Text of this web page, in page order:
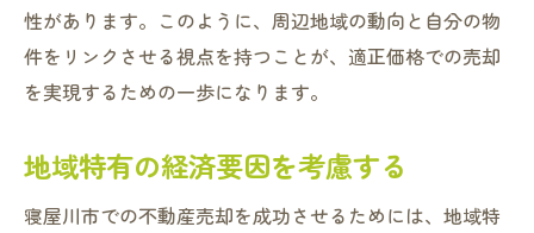
地域のコミュニティ活動
不動産市場の安定性
将来の資産価値の見込み
市場情報
不動産売却の基本知識
性があります。このように、周辺地域の動向と自分の物
件をリンクさせる視点を持つことが、適正価格での売却
を実現するための一歩になります。
地域特有の経済要因を考慮する
寝屋川市での不動産売却を成功させるためには、地域特